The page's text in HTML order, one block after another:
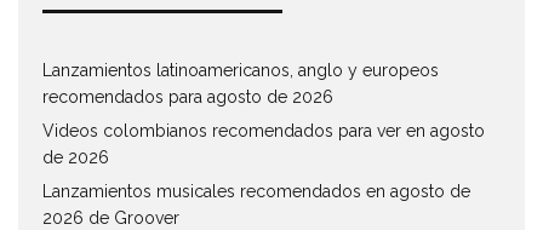
Lanzamientos latinoamericanos, anglo y europeos
recomendados para agosto de 2026
Videos colombianos recomendados para ver en agosto
de 2026
Lanzamientos musicales recomendados en agosto de
2026 de Groover